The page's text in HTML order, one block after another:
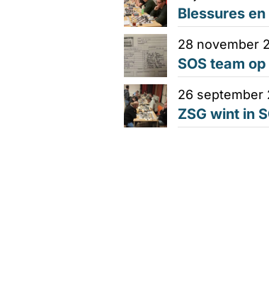
Blessures
28 november
SOS team
26 september
ZSG wint in